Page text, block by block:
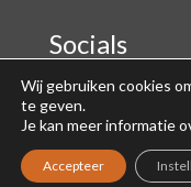
Socials
Wij gebruiken cookies
te geven.
Je kan meer informatie
Accepteer